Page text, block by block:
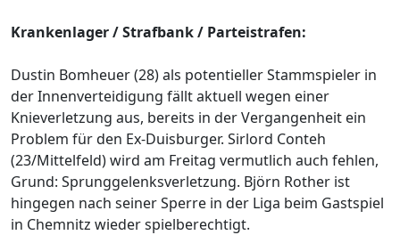
Krankenlager / Strafbank / Parteistrafen:
Dustin Bomheuer (28) als potentieller Stammspieler in
der Innenverteidigung fällt aktuell wegen einer
Knieverletzung aus, bereits in der Vergangenheit ein
Problem für den Ex-Duisburger. Sirlord Conteh
(23/Mittelfeld) wird am Freitag vermutlich auch fehlen,
Grund: Sprunggelenksverletzung. Björn Rother ist
hingegen nach seiner Sperre in der Liga beim Gastspiel
in Chemnitz wieder spielberechtigt.